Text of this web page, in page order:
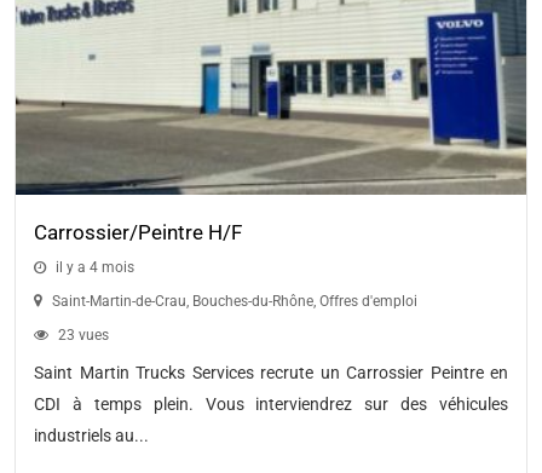
Carrossier/Peintre H/F
il y a 4 mois
Saint-Martin-de-Crau, Bouches-du-Rhône, Offres d'emploi
23 vues
Saint Martin Trucks Services recrute un Carrossier Peintre en
CDI à temps plein. Vous interviendrez sur des véhicules
industriels au...